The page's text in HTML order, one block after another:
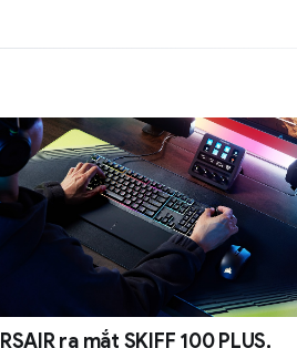
ra mắt SKIFF 100 PLUS,